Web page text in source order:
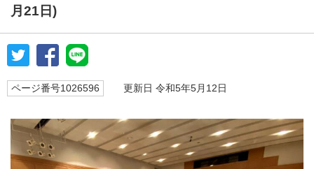
月21日)
ページ番号1026596 更新日 令和5年5月12日